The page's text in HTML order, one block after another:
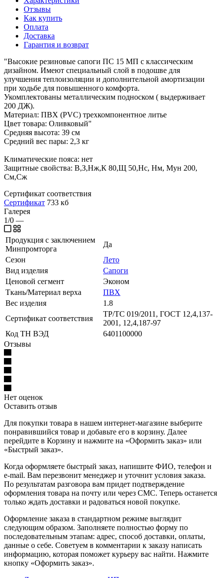
Отзывы
Как купить
Оплата
Доставка
Гарантия и возврат
"Высокие резиновые сапоги ПС 15 МП с классическим
дизайном. Имеют специальный слой в подошве для
улучшения теплоизоляции и дополнительной амортизации
при ходьбе для повышенного комфорта.
Укомплектованы металлическим подноском ( выдерживает
200 ДЖ).
Материал: ПВХ (PVC) трехкомпонентное литье
Цвет товара: Оливковый"
Средняя высота: 39 см
Средний вес пары: 2,3 кг
Климатические пояса: нет
Защитные свойства: В,З,Нж,К 80,Щ 50,Нс, Нм, Мун 200,
См,Сж
Сертификат соответствия
Сертификат 733 кб
Галерея
1/0 —
Продукция с заключением
Минпромторга
Да
Сезон
Лето
Вид изделия
Сапоги
Ценовой сегмент
Эконом
Ткань/Материал верха
ПВХ
Вес изделия
1.8
Сертификат соответствия
ТР/ТС 019/2011, ГОСТ 12,4,137-
2001, 12,4,187-97
Код ТН ВЭД
6401100000
Отзывы
Нет оценок
Оставить отзыв
Для покупки товара в нашем интернет-магазине выберите
понравившийся товар и добавьте его в корзину. Далее
перейдите в Корзину и нажмите на «Оформить заказ» или
«Быстрый заказ».
Когда оформляете быстрый заказ, напишите ФИО, телефон и
e-mail. Вам перезвонит менеджер и уточнит условия заказа.
По результатам разговора вам придет подтверждение
оформления товара на почту или через СМС. Теперь останется
только ждать доставки и радоваться новой покупке.
Оформление заказа в стандартном режиме выглядит
следующим образом. Заполняете полностью форму по
последовательным этапам: адрес, способ доставки, оплаты,
данные о себе. Советуем в комментарии к заказу написать
информацию, которая поможет курьеру вас найти. Нажмите
кнопку «Оформить заказ».